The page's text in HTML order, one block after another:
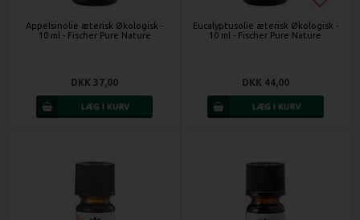
Appelsinolie æterisk Økologisk -
10 ml - Fischer Pure Nature
DKK 37,00
Eucalyptusolie æterisk Økologisk -
10 ml - Fischer Pure Nature
DKK 44,00